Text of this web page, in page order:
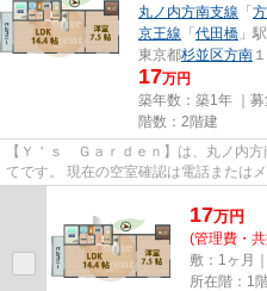
丸ノ内方南支線 「
京王線 「 代田橋 」
東京都杉並区方南
17万円
築年数：築1年 ｜募
階数：2階建
【Ｙ＇ｓ Ｇａｒｄｅｎ】は、丸ノ内
てです。 現在の空室確認は電話またはメールにてお問い合わせください。 退去前
17万円
(管理費・
敷：1ヶ月
所在階：1